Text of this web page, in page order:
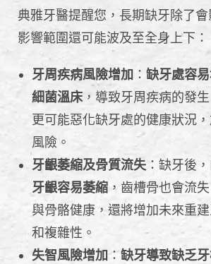
典雅牙醫提醒您，長期缺牙除了會
影響範圍還可能波及至全身上下：
牙周疾病風險增加 ： 缺牙處容
細菌溫床，導致牙周疾病的發
更可能惡化缺牙處的健康狀況
風險。
牙齦萎縮及骨質流失：缺牙後，
牙齦容易萎縮 ，齒槽骨也會流
與骨骼健康，還將增加未來重
和複雜性。
失智風險增加 ：缺牙導致缺乏